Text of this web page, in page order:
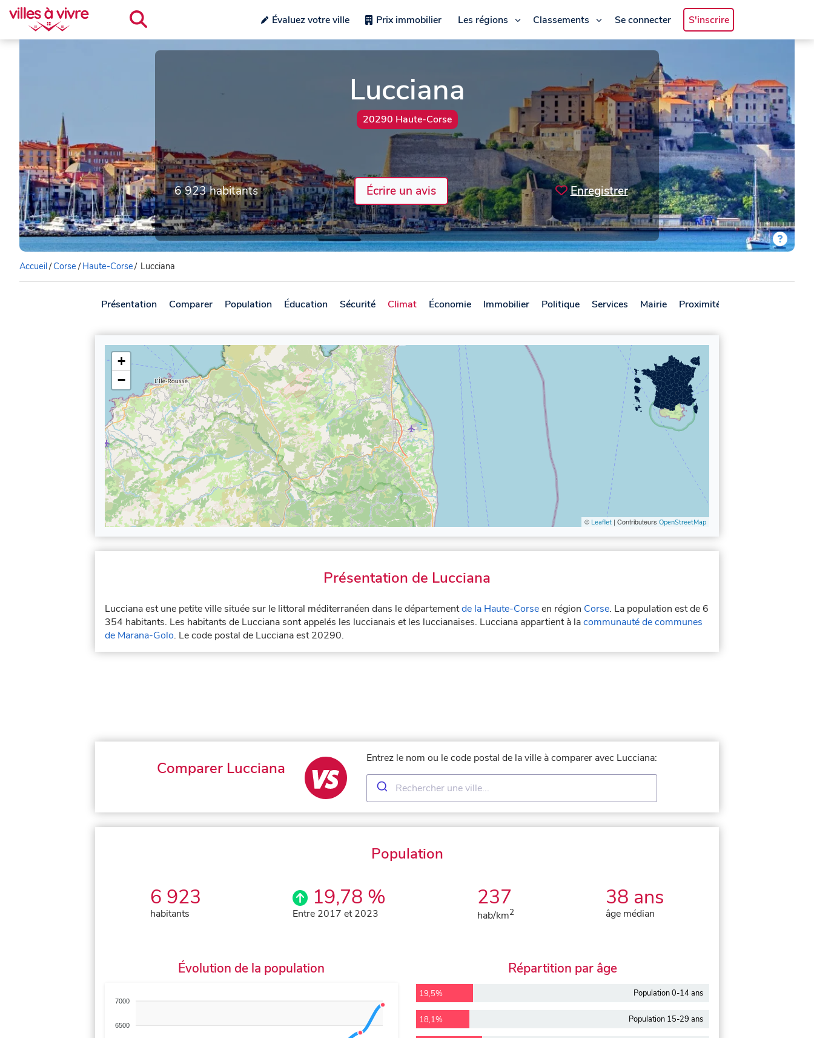
Évaluez votre ville Prix immobilier Les régions Classements Se connecter S'inscrire
Lucciana
20290 Haute-Corse
6 923 habitants Écrire un avis Enregistrer
Accueil/Corse/ Haute-Corse/ Lucciana
Présentation Comparer Population Éducation Sécurité Climat Économie Immobilier Politique Services Mairie Proximité
+
−
© Leaflet | Contributeurs OpenStreetMap
Présentation de Lucciana
Lucciana est une petite ville située sur le littoral méditerranéen dans le départementde la Haute-Corseen région Corse. La population est de 6
354 habitants. Les habitants de Lucciana sont appelés les luccianais et les luccianaises. Lucciana appartient à lacommunauté de communes
de Marana-Golo. Le code postal de Lucciana est 20290.
Comparer Lucciana
Entrez le nom ou le code postal de la ville à comparer avec Lucciana:
Population
6 923
habitants
19,78 %
Entre 2017 et 2023
237
hab/km2
38 ans
âge médian
Évolution de la population
7000
6500
Répartition par âge
19,5% Population 0-14 ans
18,1% Population 15-29 ans